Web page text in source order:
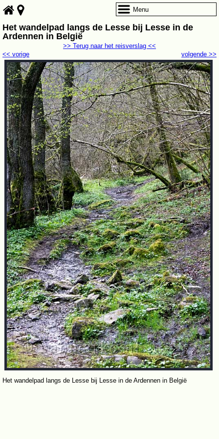
Het wandelpad langs de Lesse bij Lesse in de
Ardennen in België
volgende >>
<< vorige
>> Terug naar het reisverslag <<
Het wandelpad langs de Lesse bij Lesse in de Ardennen in België
Menu